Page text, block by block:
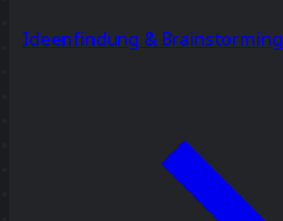
Ideenfindung & Brainstorming